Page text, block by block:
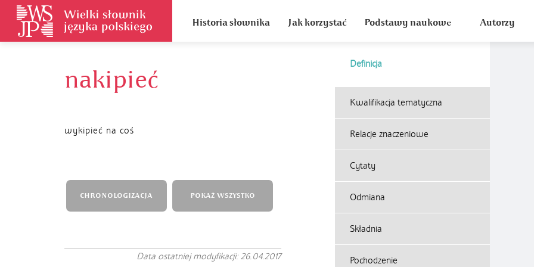
Historia słownika Jak korzystać Podstawy naukowe Autorzy
nakipieć
Definicja
wykipieć na coś
Kwalifikacja tematyczna
Relacje znaczeniowe
Cytaty
Odmiana
Składnia
Pochodzenie
CHRONOLOGIZACJA POKAŻ WSZYSTKO
Data ostatniej modyfikacji: 26.04.2017